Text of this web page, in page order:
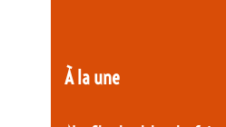
À la une